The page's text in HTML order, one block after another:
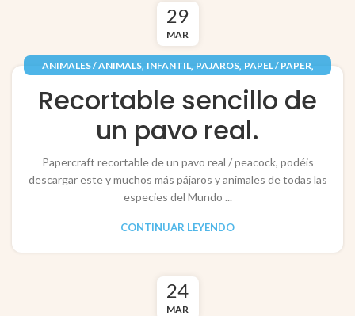
29
MAR
ANIMALES / ANIMALS, INFANTIL, PAJAROS, PAPEL / PAPER,
Recortable sencillo de
un pavo real.
Papercraft recortable de un pavo real / peacock, podéis
descargar este y muchos más pájaros y animales de todas las
especies del Mundo ...
CONTINUAR LEYENDO
24
MAR